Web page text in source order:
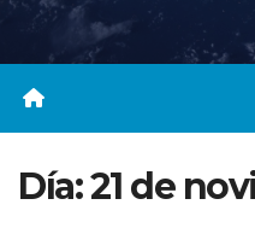
Día:21 de